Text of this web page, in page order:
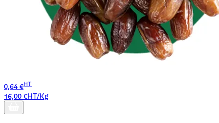
0,64 €HT
16,00 €HT/Kg